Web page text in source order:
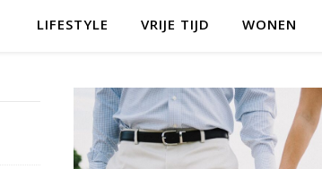
LIFESTYLE VRIJE TIJD WONEN